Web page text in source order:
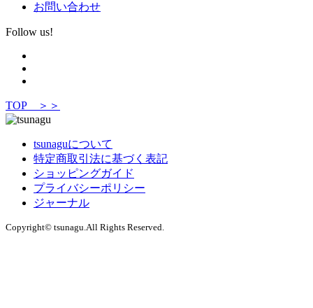
お問い合わせ
Follow us!
TOP ＞＞
tsunaguについて
特定商取引法に基づく表記
ショッピングガイド
プライバシーポリシー
ジャーナル
Copyright© tsunagu.All Rights Reserved.